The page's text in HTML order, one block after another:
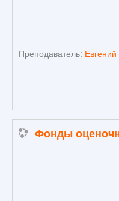
Преподаватель:
Фонды